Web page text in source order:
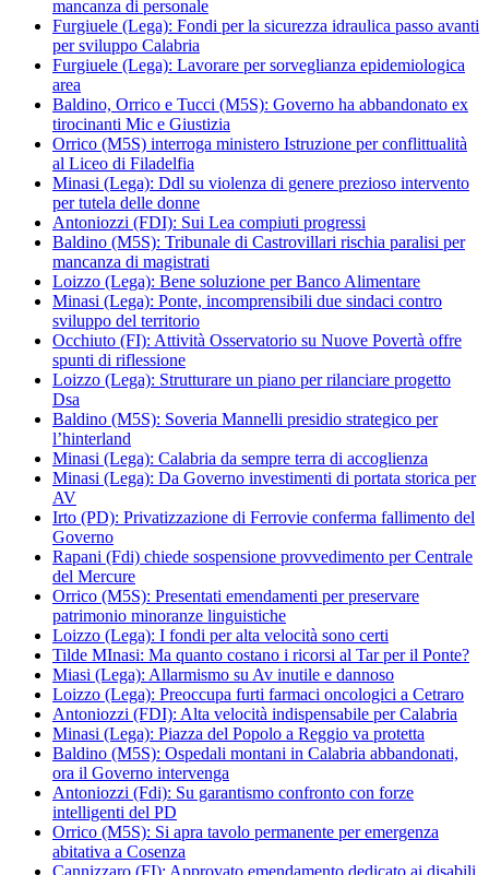
mancanza di personale
Furgiuele (Lega): Fondi per la sicurezza idraulica passo avanti
per sviluppo Calabria
Furgiuele (Lega): Lavorare per sorveglianza epidemiologica
area
Baldino, Orrico e Tucci (M5S): Governo ha abbandonato ex
tirocinanti Mic e Giustizia
Orrico (M5S) interroga ministero Istruzione per conflittualità
al Liceo di Filadelfia
Minasi (Lega): Ddl su violenza di genere prezioso intervento
per tutela delle donne
Antoniozzi (FDI): Sui Lea compiuti progressi
Baldino (M5S): Tribunale di Castrovillari rischia paralisi per
mancanza di magistrati
Loizzo (Lega): Bene soluzione per Banco Alimentare
Minasi (Lega): Ponte, incomprensibili due sindaci contro
sviluppo del territorio
Occhiuto (FI): Attività Osservatorio su Nuove Povertà offre
spunti di riflessione
Loizzo (Lega): Strutturare un piano per rilanciare progetto
Dsa
Baldino (M5S): Soveria Mannelli presidio strategico per
l’hinterland
Minasi (Lega): Calabria da sempre terra di accoglienza
Minasi (Lega): Da Governo investimenti di portata storica per
AV
Irto (PD): Privatizzazione di Ferrovie conferma fallimento del
Governo
Rapani (Fdi) chiede sospensione provvedimento per Centrale
del Mercure
Orrico (M5S): Presentati emendamenti per preservare
patrimonio minoranze linguistiche
Loizzo (Lega): I fondi per alta velocità sono certi
Tilde MInasi: Ma quanto costano i ricorsi al Tar per il Ponte?
Miasi (Lega): Allarmismo su Av inutile e dannoso
Loizzo (Lega): Preoccupa furti farmaci oncologici a Cetraro
Antoniozzi (FDI): Alta velocità indispensabile per Calabria
Minasi (Lega): Piazza del Popolo a Reggio va protetta
Baldino (M5S): Ospedali montani in Calabria abbandonati,
ora il Governo intervenga
Antoniozzi (Fdi): Su garantismo confronto con forze
intelligenti del PD
Orrico (M5S): Si apra tavolo permanente per emergenza
abitativa a Cosenza
Cannizzaro (FI): Approvato emendamento dedicato ai disabili